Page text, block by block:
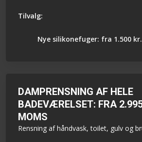
Tilvalg:
Nye silikonefuger: fra 1.500
DAMPRENSNING AF HELE
BADEVÆRELSET: FRA
MOMS
Rensning af håndvask, toilet, gulv og